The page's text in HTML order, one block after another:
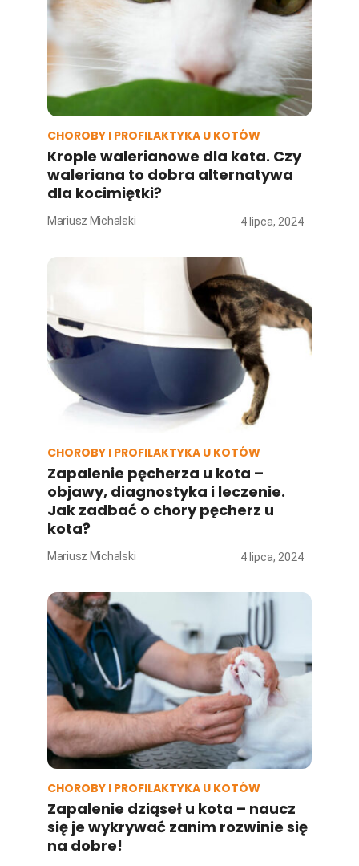
CHOROBY I PROFILAKTYKA U KOTÓW
Krople walerianowe dla kota. Czy
waleriana to dobra alternatywa
dla kocimiętki?
Mariusz Michalski 4 lipca, 2024
CHOROBY I PROFILAKTYKA U KOTÓW
Zapalenie pęcherza u kota –
objawy, diagnostyka i leczenie.
Jak zadbać o chory pęcherz u
kota?
Mariusz Michalski 4 lipca, 2024
CHOROBY I PROFILAKTYKA U KOTÓW
Zapalenie dziąseł u kota – naucz
się je wykrywać zanim rozwinie się
na dobre!